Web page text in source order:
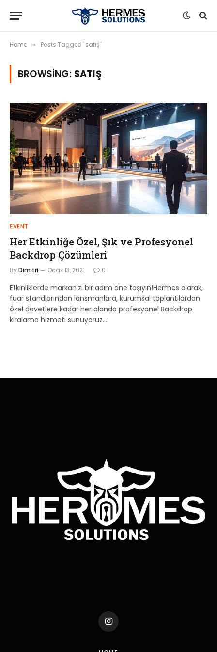
Home » Posts Tagged "satış"
BROWSING: SATIŞ
EVENT
Her Etkinliğe Özel, Şık ve Profesyonel
Backdrop Çözümleri
ByDimitri Ocak 13, 2021 0
Etkinliklerde markanızı bir adım öne taşıyın!Hermes olarak,
fuar standlarından lansmanlara, kurumsal toplantılardan
özel davetlere kadar her alanda profesyonel Backdrop
kiralama hizmeti sunuyoruz.…
Instagram